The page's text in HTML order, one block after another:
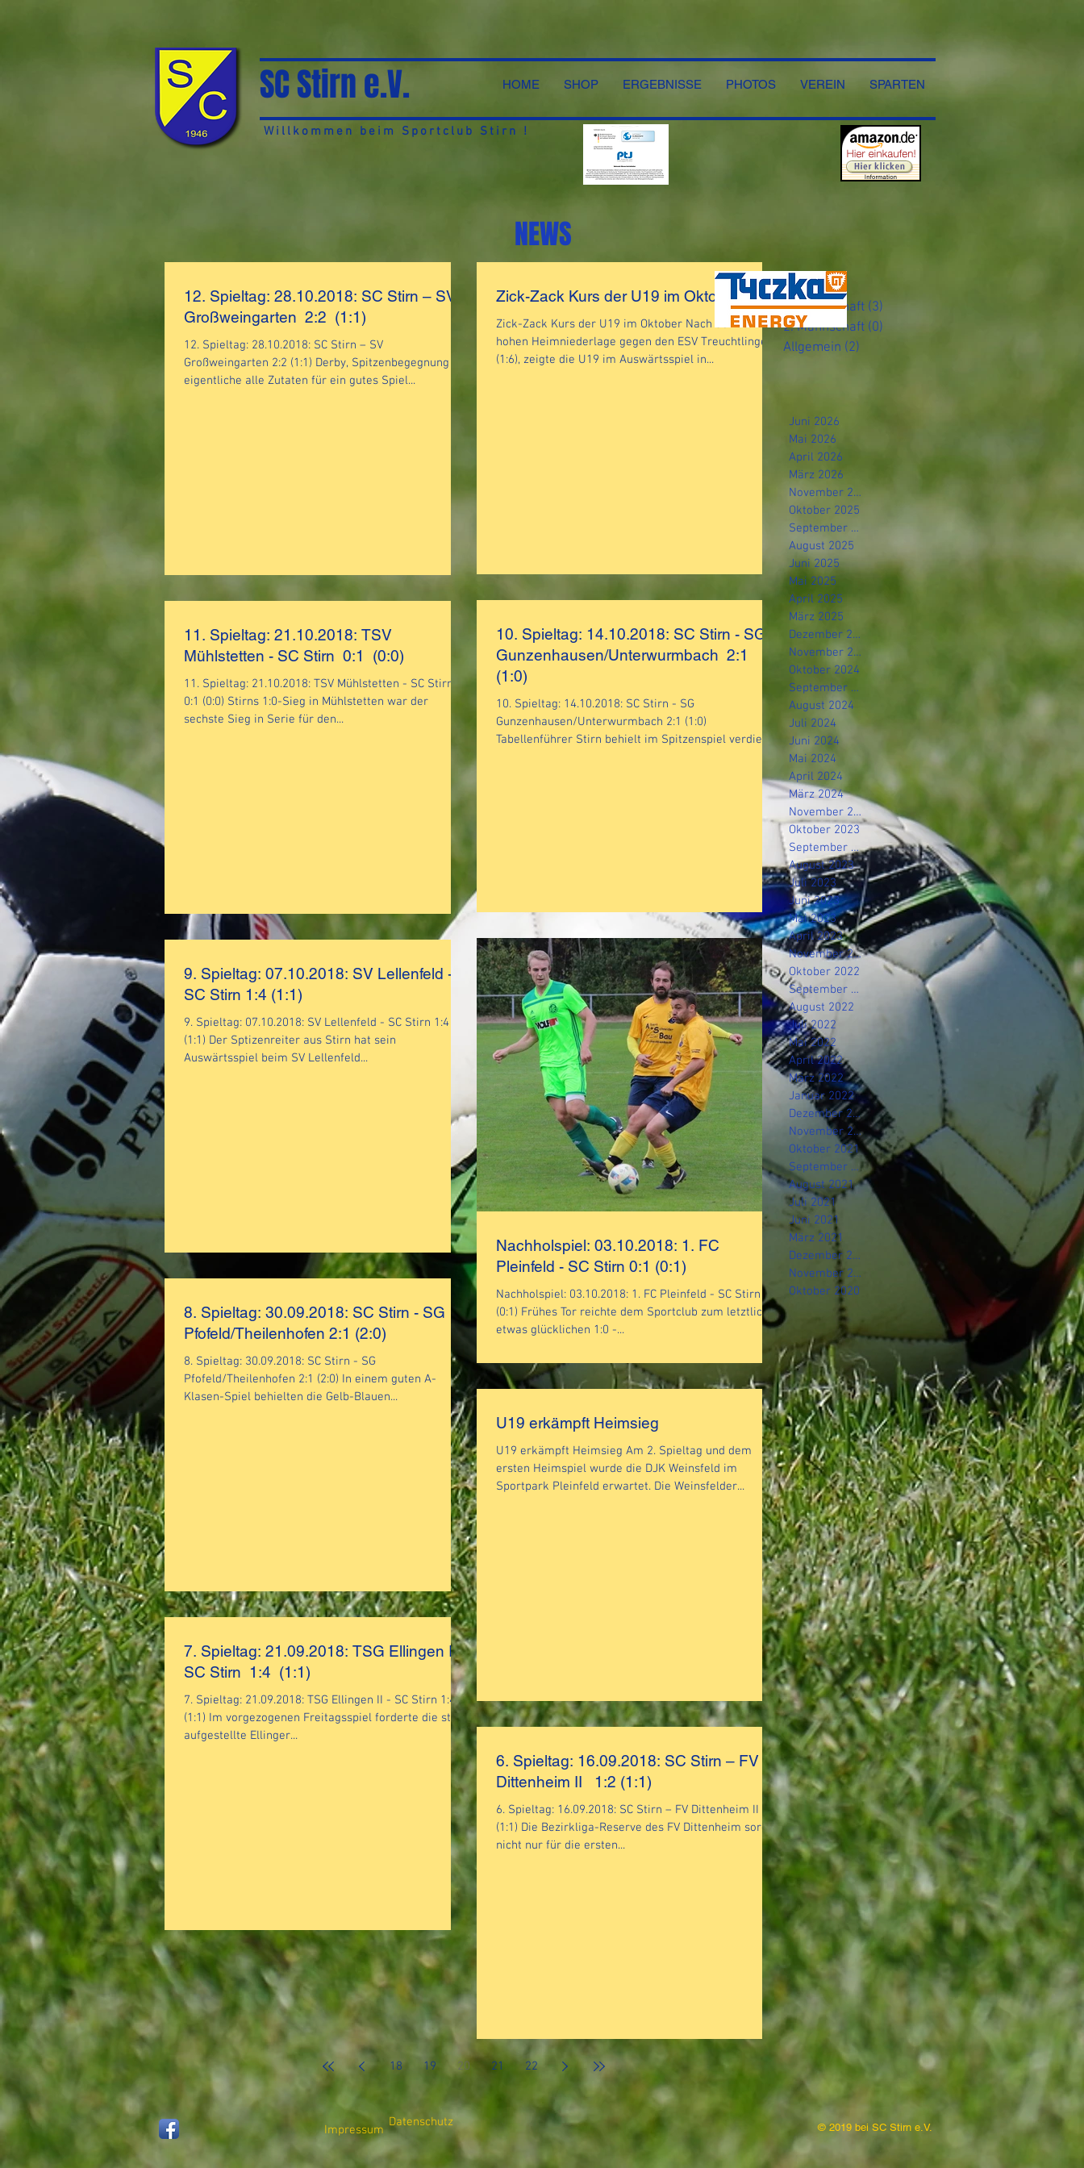
SC Stirn e.V. HOME SHOP ERGEBNISSE PHOTOS VEREIN SPARTEN
Willkommen beim Sportclub Stirn !
NEWS
12. Spieltag: 28.10.2018: SC Stirn – SV
Großweingarten 2:2 (1:1)
12. Spieltag: 28.10.2018: SC Stirn – SV
Großweingarten 2:2 (1:1) Derby, Spitzenbegegnung –
eigentliche alle Zutaten für ein gutes Spiel...
Zick-Zack Kurs der U19 im Oktober
Zick-Zack Kurs der U19 im Oktober Nach der zu
hohen Heimniederlage gegen den ESV Treuchtlingen
(1:6), zeigte die U19 im Auswärtsspiel in...
11. Spieltag: 21.10.2018: TSV
Mühlstetten - SC Stirn 0:1 (0:0)
11. Spieltag: 21.10.2018: TSV Mühlstetten - SC Stirn
0:1 (0:0) Stirns 1:0-Sieg in Mühlstetten war der
sechste Sieg in Serie für den...
10. Spieltag: 14.10.2018: SC Stirn - SG
Gunzenhausen/Unterwurmbach 2:1
(1:0)
10. Spieltag: 14.10.2018: SC Stirn - SG
Gunzenhausen/Unterwurmbach 2:1 (1:0)
Tabellenführer Stirn behielt im Spitzenspiel verdient
9. Spieltag: 07.10.2018: SV Lellenfeld -
SC Stirn 1:4 (1:1)
9. Spieltag: 07.10.2018: SV Lellenfeld - SC Stirn 1:4
(1:1) Der Sptizenreiter aus Stirn hat sein
Auswärtsspiel beim SV Lellenfeld...
Nachholspiel: 03.10.2018: 1. FC
Pleinfeld - SC Stirn 0:1 (0:1)
Nachholspiel: 03.10.2018: 1. FC Pleinfeld - SC Stirn 0:1
(0:1) Frühes Tor reichte dem Sportclub zum letztlich
etwas glücklichen 1:0 -...
8. Spieltag: 30.09.2018: SC Stirn - SG
Pfofeld/Theilenhofen 2:1 (2:0)
8. Spieltag: 30.09.2018: SC Stirn - SG
Pfofeld/Theilenhofen 2:1 (2:0) In einem guten A-
Klasen-Spiel behielten die Gelb-Blauen...
U19 erkämpft Heimsieg
U19 erkämpft Heimsieg Am 2. Spieltag und dem
ersten Heimspiel wurde die DJK Weinsfeld im
Sportpark Pleinfeld erwartet. Die Weinsfelder...
7. Spieltag: 21.09.2018: TSG Ellingen II -
SC Stirn 1:4 (1:1)
7. Spieltag: 21.09.2018: TSG Ellingen II - SC Stirn 1:4
(1:1) Im vorgezogenen Freitagsspiel forderte die stark
aufgestellte Ellinger...
6. Spieltag: 16.09.2018: SC Stirn – FV
Dittenheim II 1:2 (1:1)
6. Spieltag: 16.09.2018: SC Stirn – FV Dittenheim II 1:2
(1:1) Die Bezirkliga-Reserve des FV Dittenheim sorgte
nicht nur für die ersten...
18 19 20 21 22
1. Mannschaft (3)
2. Mannschaft (0)
Allgemein (2)
Juni 2026
Mai 2026
April 2026
März 2026
November 2025
Oktober 2025
September 2025
August 2025
Juni 2025
Mai 2025
April 2025
März 2025
Dezember 2024
November 2024
Oktober 2024
September 2024
August 2024
Juli 2024
Juni 2024
Mai 2024
April 2024
März 2024
November 2023
Oktober 2023
September 2023
August 2023
Juli 2023
Juni 2023
Mai 2023
April 2023
November 2022
Oktober 2022
September 2022
August 2022
Juli 2022
Mai 2022
April 2022
März 2022
Januar 2022
Dezember 2021
November 2021
Oktober 2021
September 2021
August 2021
Juli 2021
Juni 2021
März 2021
Dezember 2020
November 2020
Oktober 2020
Impressum
Datenschutz © 2019 bei SC Stirn e.V.